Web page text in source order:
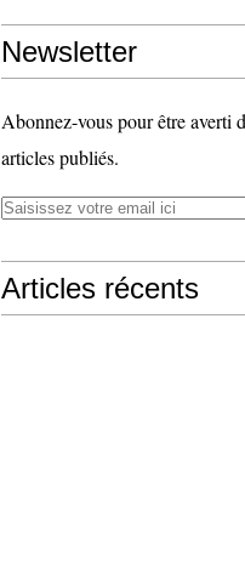
Newsletter
Abonnez-vous pour être averti
articles publiés.
Articles récents